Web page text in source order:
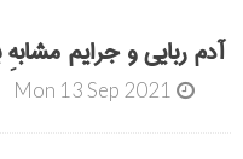
آدم ربایی و جرایم
Mon 13 Sep 2021